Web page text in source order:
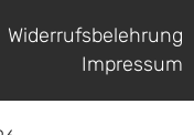
Widerrufsbelehrung
Impressum